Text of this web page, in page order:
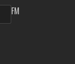
FM